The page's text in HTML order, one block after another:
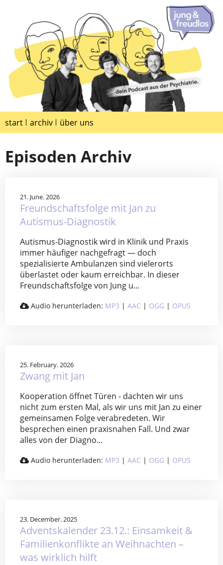
start archiv über uns
Episoden Archiv
21. June. 2026
Freundschaftsfolge mit Jan zu
Autismus-Diagnostik
Autismus-Diagnostik wird in Klinik und Praxis
immer häufiger nachgefragt — doch
spezialisierte Ambulanzen sind vielerorts
überlastet oder kaum erreichbar. In dieser
Freundschaftsfolge von Jung u...
Audio herunterladen: MP3 | AAC | OGG | OPUS
25. February. 2026
Zwang mit Jan
Kooperation öffnet Türen - dachten wir uns
nicht zum ersten Mal, als wir uns mit Jan zu einer
gemeinsamen Folge verabredeten. Wir
besprechen einen praxisnahen Fall. Und zwar
alles von der Diagno...
Audio herunterladen: MP3 | AAC | OGG | OPUS
23. December. 2025
Adventskalender 23.12.: Einsamkeit &
Familienkonflikte an Weihnachten –
was wirklich hilft